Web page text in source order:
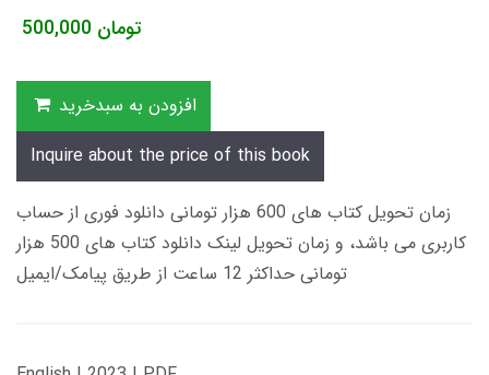
500,000 تومان
افزودن به سبدخرید
Inquire about the price of this book
زمان تحویل کتاب های 600 هزار تومانی دانلود فوری از حساب
کاربری می باشد، و زمان تحویل لینک دانلود کتاب های 500 هزار
تومانی حداکثر 12 ساعت از طریق پیامک/ایمیل